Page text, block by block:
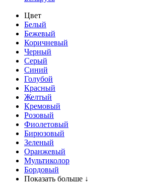
Цвет
Белый
Бежевый
Коричневый
Черный
Серый
Синий
Голубой
Красный
Желтый
Кремовый
Розовый
Фиолетовый
Бирюзовый
Зеленый
Оранжевый
Мультиколор
Бордовый
Показать больше ↓